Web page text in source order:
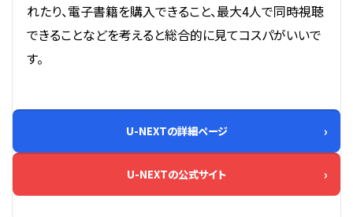
れたり、電子書籍を購入できること、最大4人で同時視聴
できることなどを考えると総合的に見てコスパがいいで
す。
U-NEXTの詳細ページ
U-NEXTの公式サイト